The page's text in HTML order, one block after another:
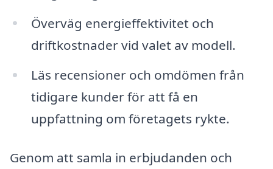
Överväg energieffektivitet och
driftkostnader vid valet av modell.
Läs recensioner och omdömen från
tidigare kunder för att få en
uppfattning om företagets rykte.
Genom att samla in erbjudanden och